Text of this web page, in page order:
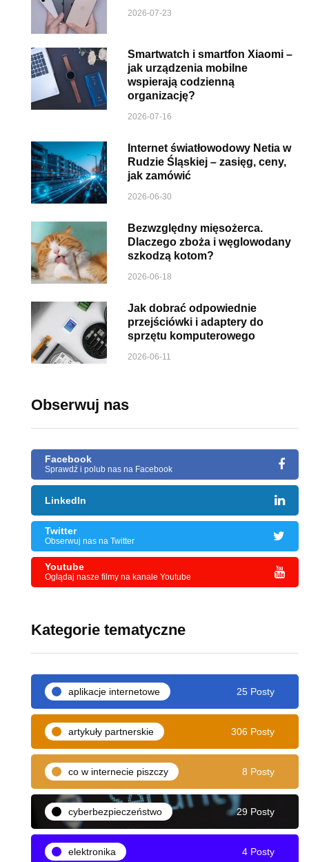
2026-07-23
Smartwatch i smartfon Xiaomi –
jak urządzenia mobilne
wspierają codzienną
organizację?
2026-07-16
Internet światłowodowy Netia w
Rudzie Śląskiej – zasięg, ceny,
jak zamówić
2026-06-30
Bezwzględny mięsożerca.
Dlaczego zboża i węglowodany
szkodzą kotom?
2026-06-18
Jak dobrać odpowiednie
przejściówki i adaptery do
sprzętu komputerowego
2026-06-11
Obserwuj nas
Facebook
Sprawdź i polub nas na Facebook
LinkedIn
Twitter
Obserwuj nas na Twitter
Youtube
Oglądaj nasze filmy na kanale Youtube
Kategorie tematyczne
aplikacje internetowe 25 Posty
artykuły partnerskie 306 Posty
co w internecie piszczy 8 Posty
cyberbezpieczeństwo 29 Posty
elektronika 4 Posty